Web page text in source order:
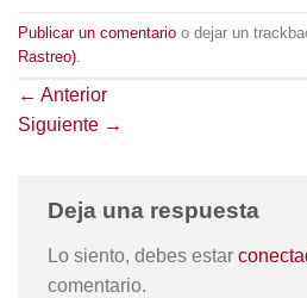
Publicar un comentario o dejar un
Rastreo)
← Anterior
Siguiente →
Deja una respuesta
Lo siento, debes estar
comentario.